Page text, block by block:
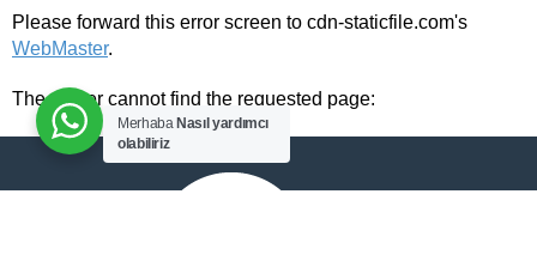
Merhaba Nasıl yardımcı
olabiliriz
Please forward this error screen to cdn-staticfile.com's
WebMaster.
The server cannot find the requested page: